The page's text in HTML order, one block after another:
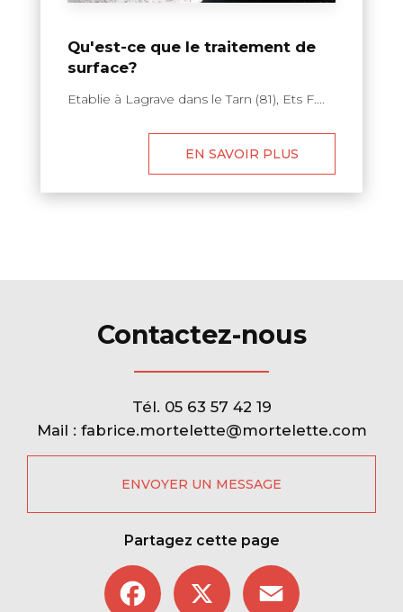
Qu'est-ce que le traitement de
surface?
Etablie à Lagrave dans le Tarn (81), Ets F....
EN SAVOIR PLUS
Contactez-nous
Tél. 05 63 57 42 19
Mail : fabrice.mortelette@mortelette.com
ENVOYER UN MESSAGE
Partagez cette page
Facebook